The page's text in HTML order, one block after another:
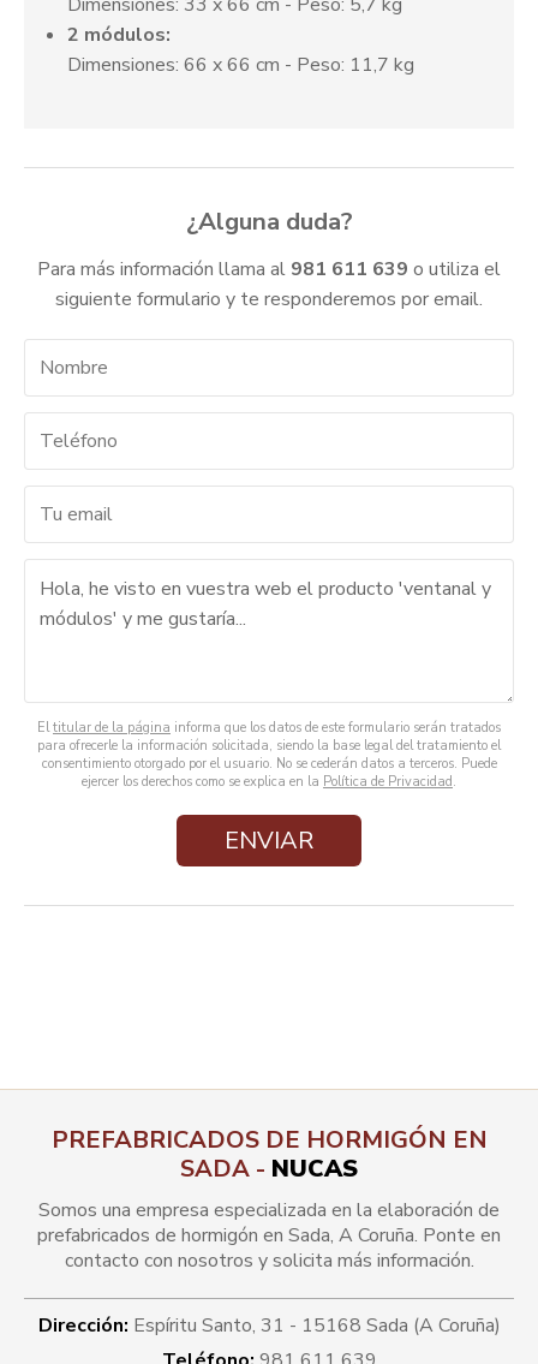
2 módulos:
Dimensiones: 66 x 66 cm - Peso: 11,7 kg
¿Alguna duda?
Para más información llama al 981 611 639 o utiliza el
siguiente formulario y te responderemos por email.
Eltitular de la página informa que los datos de este formulario serán tratados
para ofrecerle la información solicitada, siendo la base legal del tratamiento el
consentimiento otorgado por el usuario. No se cederán datos a terceros. Puede
ejercer los derechos como se explica en la Política de Privacidad.
PREFABRICADOS DE HORMIGÓN EN
SADA - NUCAS
Somos una empresa especializada en la elaboración de
prefabricados de hormigón en Sada, A Coruña. Ponte en
contacto con nosotros y solicita más información.
Dirección: Espíritu Santo, 31 - 15168 Sada (A Coruña)